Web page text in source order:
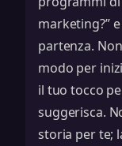
marketing?”
partenza.
modo per
il tuo tocco
suggerisca.
storia per te;